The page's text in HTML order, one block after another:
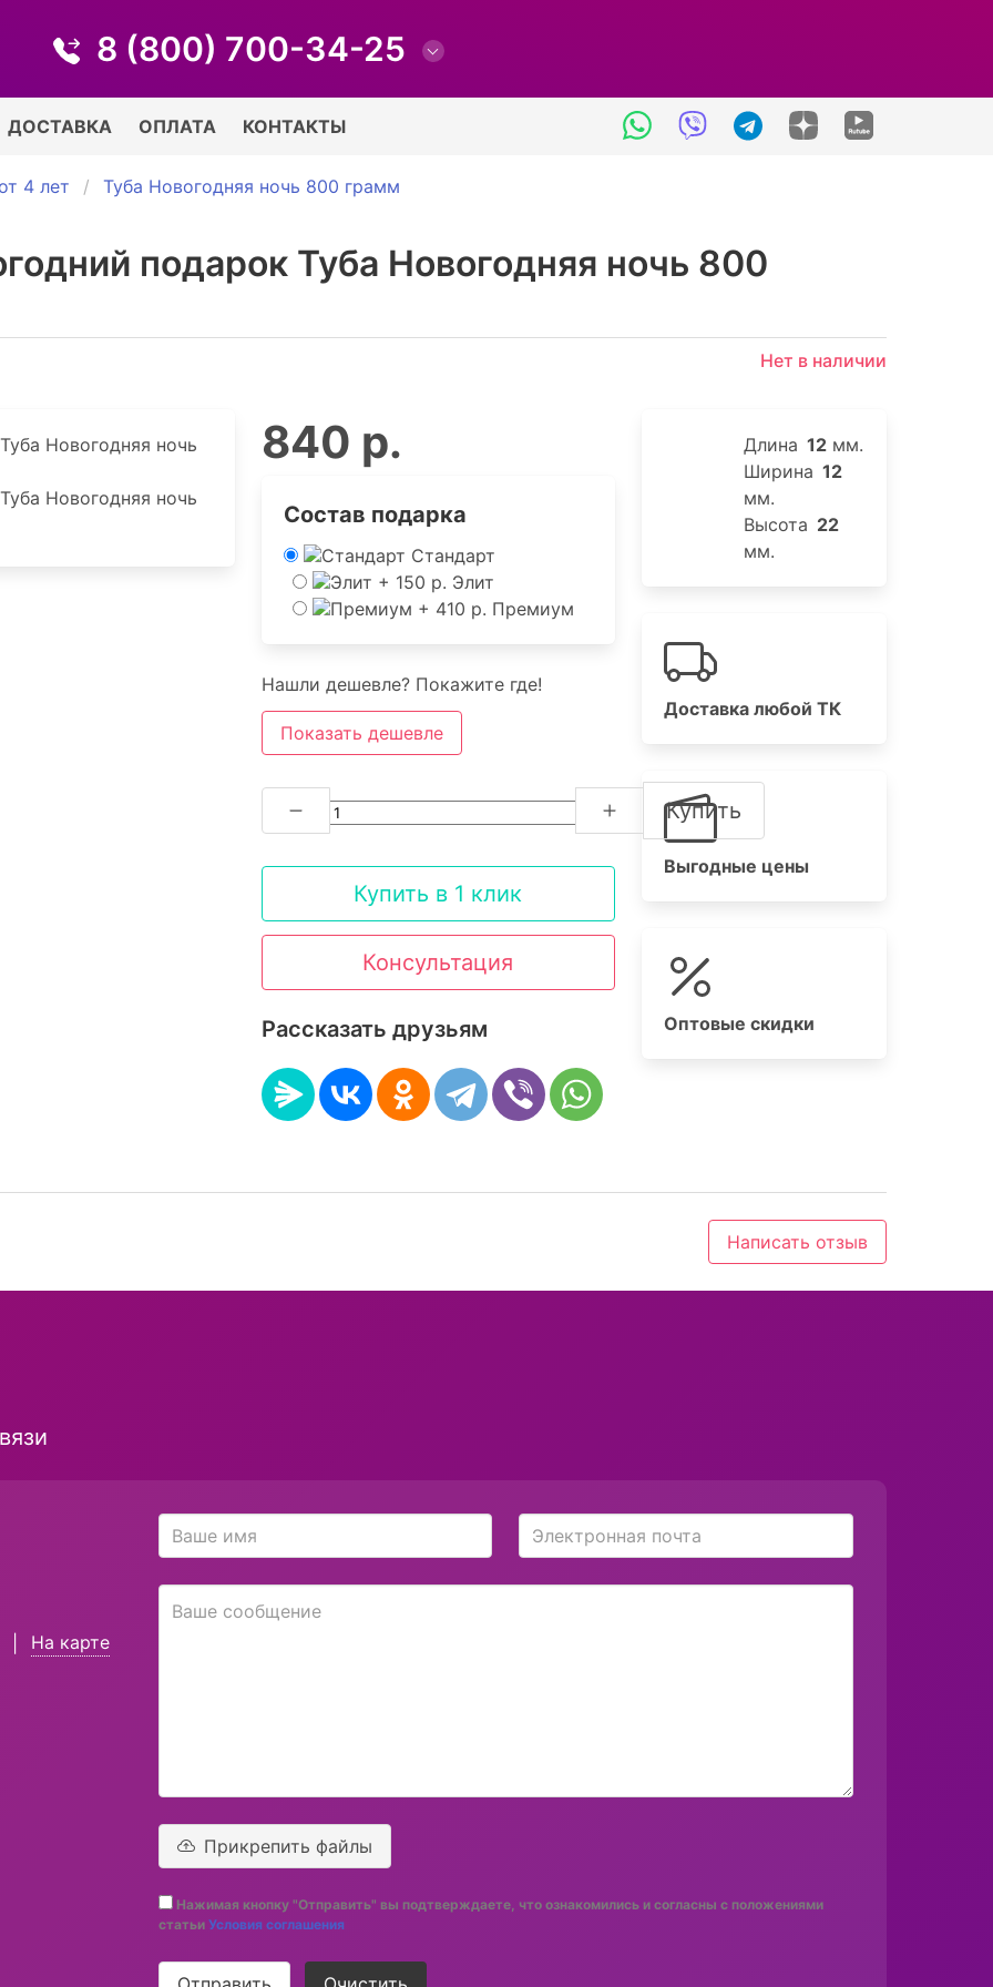
8 (800) 700-34-25
ДОСТАВКА ОПЛАТА КОНТАКТЫ
4 лет Туба Новогодняя ночь 800 грамм
подарок Туба Новогодняя ночь 800
Нет в наличии
840 р.
Состав подарка
Стандарт
Элит
Премиум
Нашли дешевле? Покажите где!
Показать дешевле
Купить
Купить в 1 клик
Консультация
Рассказать друзьям
Длина 12мм.
Ширина 12
мм.
Высота 22
мм.
Доставка любой ТК
Выгодные цены
Оптовые скидки
Написать отзыв
На карте
Прикрепить файлы
Нажимая кнопку "Отправить" вы подтверждаете, что ознакомились и согласны с положениями
статьи Условия соглашения